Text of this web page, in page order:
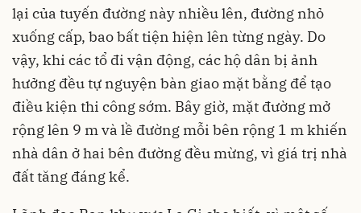
lại của tuyến đường này nhiều lên, đường nhỏ
xuống cấp, bao bất tiện hiện lên từng ngày. Do
vậy, khi các tổ đi vận động, các hộ dân bị ảnh
hưởng đều tự nguyện bàn giao mặt bằng để tạo
điều kiện thi công sớm. Bây giờ, mặt đường mở
rộng lên 9 m và lề đường mỗi bên rộng 1 m khiến
nhà dân ở hai bên đường đều mừng, vì giá trị nhà
đất tăng đáng kể.